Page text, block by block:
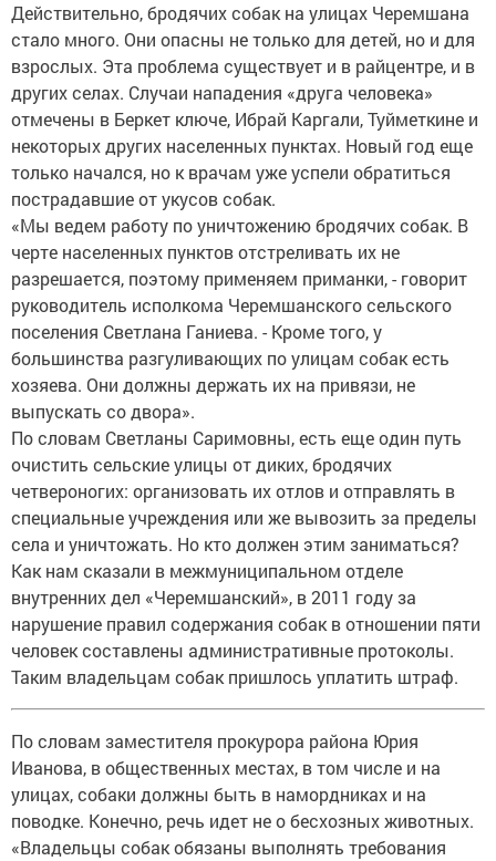
Действительно, бродячих собак на улицах Черемшана
стало много. Они опасны не только для детей, но и для
взрослых. Эта проблема существует и в райцентре, и в
других селах. Случаи нападения «друга человека»
отмечены в Беркет ключе, Ибрай Каргали, Туйметкине и
некоторых других населенных пунктах. Новый год еще
только начался, но к врачам уже успели обратиться
пострадавшие от укусов собак.
«Мы ведем работу по уничтожению бродячих собак. В
черте населенных пунктов отстреливать их не
разрешается, поэтому применяем приманки, - говорит
руководитель исполкома Черемшанского сельского
поселения Светлана Ганиева. - Кроме того, у
большинства разгуливающих по улицам собак есть
хозяева. Они должны держать их на привязи, не
выпускать со двора».
По словам Светланы Саримовны, есть еще один путь
очистить сельские улицы от диких, бродячих
четвероногих: организовать их отлов и отправлять в
специальные учреждения или же вывозить за пределы
села и уничтожать. Но кто должен этим заниматься?
Как нам сказали в межмуниципальном отделе
внутренних дел «Черемшанский», в 2011 году за
нарушение правил содержания собак в отношении пяти
человек составлены административные протоколы.
Таким владельцам собак пришлось уплатить штраф.
По словам заместителя прокурора района Юрия
Иванова, в общественных местах, в том числе и на
улицах, собаки должны быть в намордниках и на
поводке. Конечно, речь идет не о бесхозных животных.
«Владельцы собак обязаны выполнять требования